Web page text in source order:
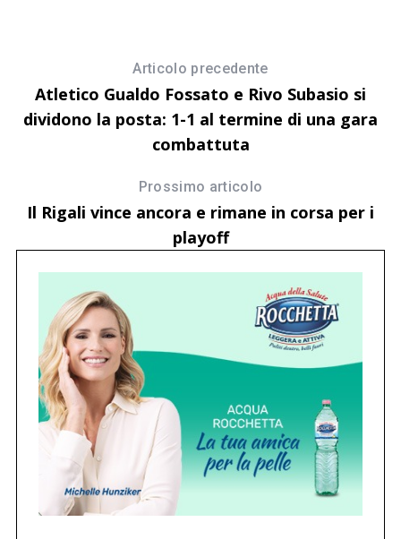
Articolo precedente
Atletico Gualdo Fossato e Rivo Subasio si
dividono la posta: 1-1 al termine di una gara
combattuta
Prossimo articolo
Il Rigali vince ancora e rimane in corsa per i
playoff